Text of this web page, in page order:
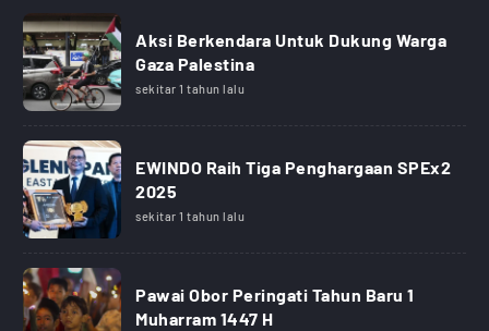
Aksi Berkendara Untuk Dukung Warga
Gaza Palestina
sekitar 1 tahun lalu
EWINDO Raih Tiga Penghargaan SPEx2
2025
sekitar 1 tahun lalu
Pawai Obor Peringati Tahun Baru 1
Muharram 1447 H